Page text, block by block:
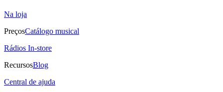
Na loja
PreçosCatálogo musical
Rádios In-store
RecursosBlog
Central de ajuda